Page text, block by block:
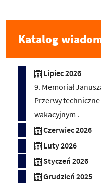
Katalog
Lipiec 2026
9. Memoriał
Przerwy
wakacyjnym .
Czerwiec 2026
Luty 2026
Styczeń 2026
Grudzień 2025